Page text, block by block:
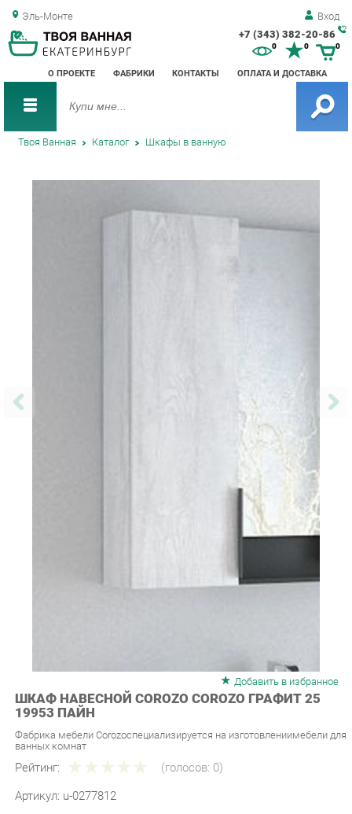
Эль-Монте Вход
+7 (343) 382-20-86
О ПРОЕКТЕ ФАБРИКИ КОНТАКТЫ ОПЛАТА И ДОСТАВКА
0 0
Твоя Ванная Каталог Шкафы в ванную
ШКАФ НАВЕСНОЙ COROZO COROZO ГРАФИТ 25
Фабрика мебели Corozoспециализируется на изготовлениимебели для
ванных комнат
Рейтинг: (голосов:0)
Артикул: u-0277812
Продавец:Твоя Ванная